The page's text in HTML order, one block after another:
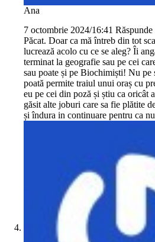
Ana
7 octombrie 2024/16:41 Răspunde
Păcat. Doar ca mă întreb din tot
lucrează acolo cu ce se aleg? Îi
terminat la geografie sau pe cei
sau poate și pe Biochimiști! Nu pe
poată permite traiul unui oraș cu
eu pe cei din poză și știu ca oricât
găsit alte joburi care sa fie plătite
și îndura in continuare pentru ca